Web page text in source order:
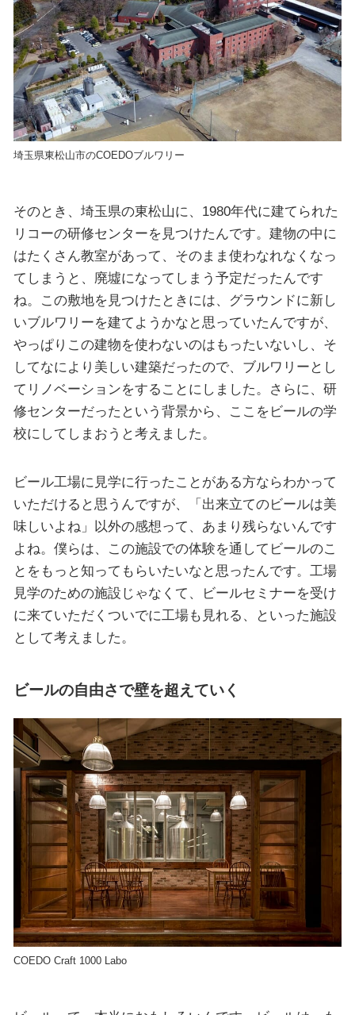
埼玉県東松山市のCOEDOブルワリー
そのとき、埼玉県の東松山に、1980年代に建てられた
リコーの研修センターを見つけたんです。建物の中に
はたくさん教室があって、そのまま使わなれなくなっ
てしまうと、廃墟になってしまう予定だったんです
ね。この敷地を見つけたときには、グラウンドに新し
いブルワリーを建てようかなと思っていたんですが、
やっぱりこの建物を使わないのはもったいないし、そ
してなにより美しい建築だったので、ブルワリーとし
てリノベーションをすることにしました。さらに、研
修センターだったという背景から、ここをビールの学
校にしてしまおうと考えました。
ビール工場に見学に行ったことがある方ならわかって
いただけると思うんですが、「出来立てのビールは美
味しいよね」以外の感想って、あまり残らないんです
よね。僕らは、この施設での体験を通してビールのこ
とをもっと知ってもらいたいなと思ったんです。工場
見学のための施設じゃなくて、ビールセミナーを受け
に来ていただくついでに工場も見れる、といった施設
として考えました。
ビールの自由さで壁を超えていく
COEDO Craft 1000 Labo